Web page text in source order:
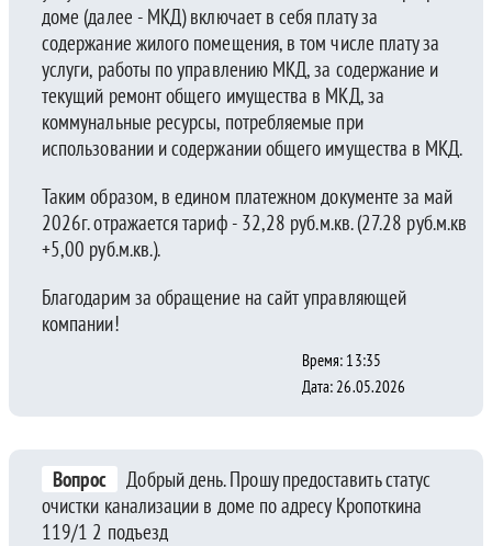
доме (далее - МКД) включает в себя плату за
содержание жилого помещения, в том числе плату за
услуги, работы по управлению МКД, за содержание и
текущий ремонт общего имущества в МКД, за
коммунальные ресурсы, потребляемые при
использовании и содержании общего имущества в МКД.
Таким образом, в едином платежном документе за май
2026г. отражается тариф - 32,28 руб.м.кв. (27.28 руб.м.кв
+5,00 руб.м.кв.).
Благодарим за обращение на сайт управляющей
компании!
Время: 13:35
Дата: 26.05.2026
Вопрос
Добрый день. Прошу предоставить статус
очистки канализации в доме по адресу Кропоткина
119/1 2 подъезд